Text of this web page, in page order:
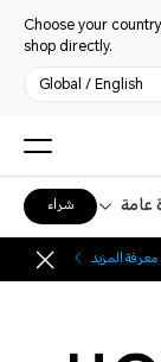
Choose your
shop directly.
Global / English
عامة شراء
معرفة المزيد